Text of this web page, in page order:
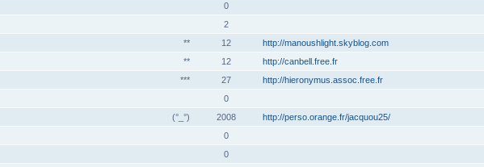
0
2
**
12 http://manoushlight.skyblog.com
**
12 http://canbell.free.fr
***
27 http://hieronymus.assoc.free.fr
0
(°_°)
2008 http://perso.orange.fr/jacquou25/
0
0